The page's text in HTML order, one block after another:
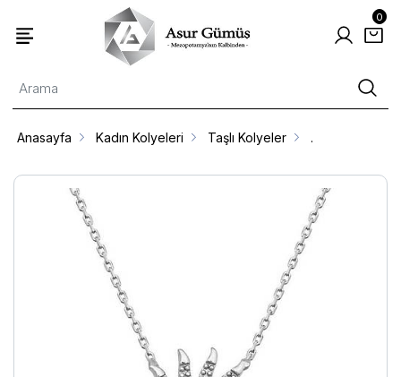
0
Anasayfa Kadın Kolyeleri Taşlı Kolyeler .